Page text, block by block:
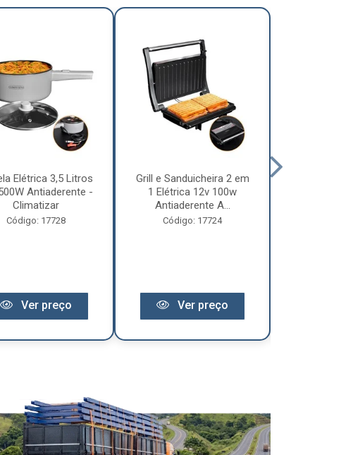
Elétrica 3,5 Litros
Antiaderente -
Climatizar
Código: 17728
Ver preço
Grill e Sanduicheira 2 em
1 Elétrica 12v 100w
Antiaderente A...
Código: 17724
Ver preço